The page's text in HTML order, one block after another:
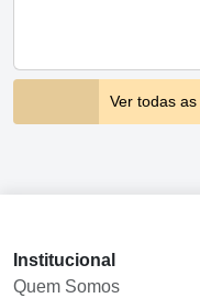
Ver todas as
Institucional
Quem Somos